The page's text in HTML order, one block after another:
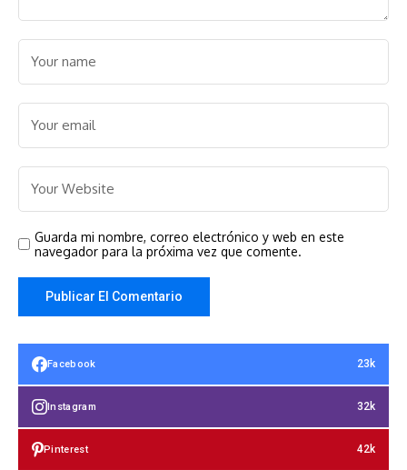
Guarda mi nombre, correo electrónico y web en este
navegador para la próxima vez que comente.
Facebook 23k
Instagram 32k
Pinterest 42k